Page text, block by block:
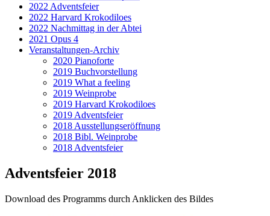
2022 Adventsfeier
2022 Harvard Krokodiloes
2022 Nachmittag in der Abtei
2021 Opus 4
Veranstaltungen-Archiv
2020 Pianoforte
2019 Buchvorstellung
2019 What a feeling
2019 Weinprobe
2019 Harvard Krokodiloes
2019 Adventsfeier
2018 Ausstellungseröffnung
2018 Bibl. Weinprobe
2018 Adventsfeier
Adventsfeier 2018
Download des Programms durch Anklicken des Bildes